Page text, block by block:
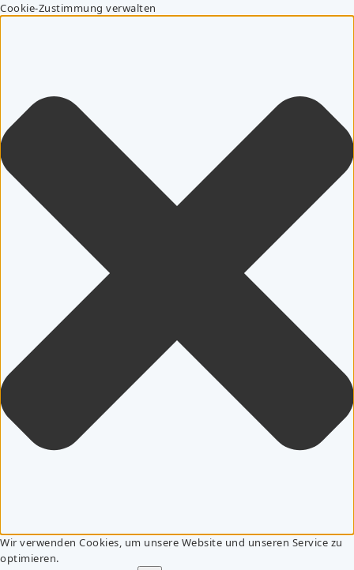
Cookie-Zustimmung verwalten
Wir verwenden Cookies, um unsere Website und unseren Service zu
optimieren.